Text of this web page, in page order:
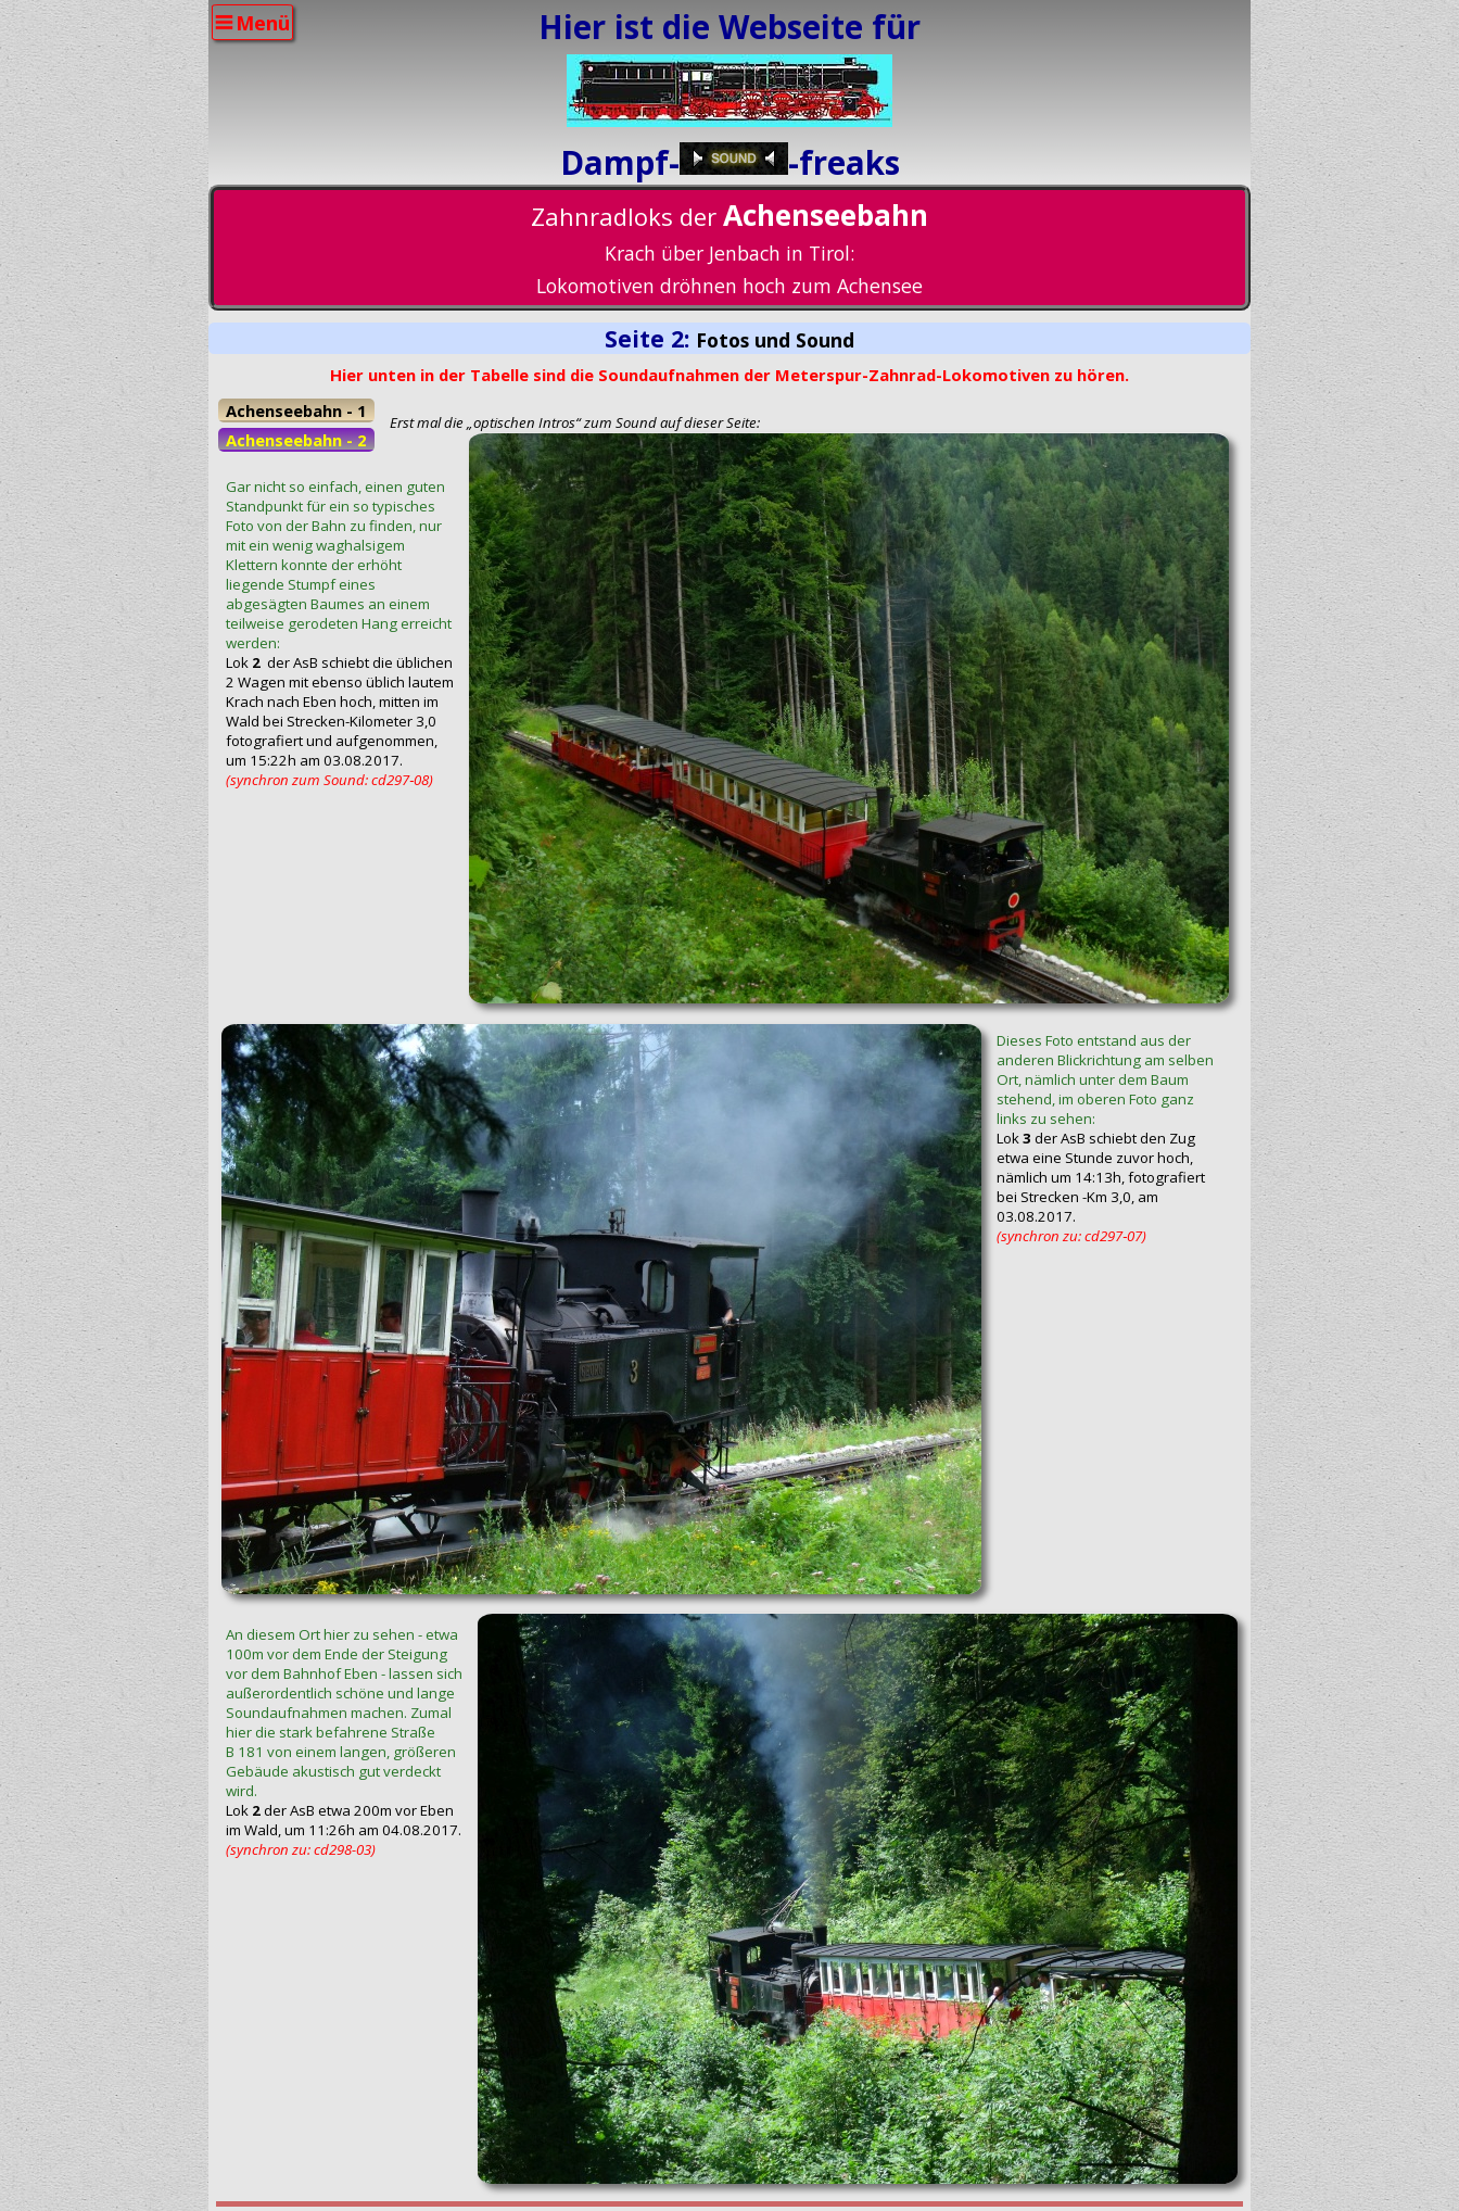
Menü Hier ist die Webseite für
Dampf- -freaks
Zahnradloks der Achenseebahn
Krach über Jenbach in Tirol:
Lokomotiven dröhnen hoch zum Achensee
Seite 2: Fotos und Sound
Hier unten in der Tabelle sind die Soundaufnahmen der Meterspur-Zahnrad-Lokomotiven zu hören.
Achenseebahn - 1
Achenseebahn - 2
Erst mal die „optischen Intros“ zum Sound auf dieser Seite:
Gar nicht so einfach, einen guten
Standpunkt für ein so typisches
Foto von der Bahn zu finden, nur
mit ein wenig waghalsigem
Klettern konnte der erhöht
liegende Stumpf eines
abgesägten Baumes an einem
teilweise gerodeten Hang erreicht
werden:
Lok 2 der AsB schiebt die üblichen
2 Wagen mit ebenso üblich lautem
Krach nach Eben hoch, mitten im
Wald bei Strecken-Kilometer 3,0
fotografiert und aufgenommen,
um 15:22h am 03.08.2017.
(synchron zum Sound: cd297‑08)
Dieses Foto entstand aus der
anderen Blickrichtung am selben
Ort, nämlich unter dem Baum
stehend, im oberen Foto ganz
links zu sehen:
Lok3 der AsB schiebt den Zug
etwa eine Stunde zuvor hoch,
nämlich um 14:13h, fotografiert
bei Strecken -Km 3,0, am
03.08.2017.
(synchron zu: cd297‑07)
An diesem Ort hier zu sehen - etwa
100m vor dem Ende der Steigung
vor dem Bahnhof Eben - lassen sich
außerordentlich schöne und lange
Soundaufnahmen machen. Zumal
hier die stark befahrene Straße
B 181 von einem langen, größeren
Gebäude akustisch gut verdeckt
wird.
Lok 2der AsB etwa 200m vor Eben
im Wald, um 11:26h am 04.08.2017.
(synchron zu: cd298-03)